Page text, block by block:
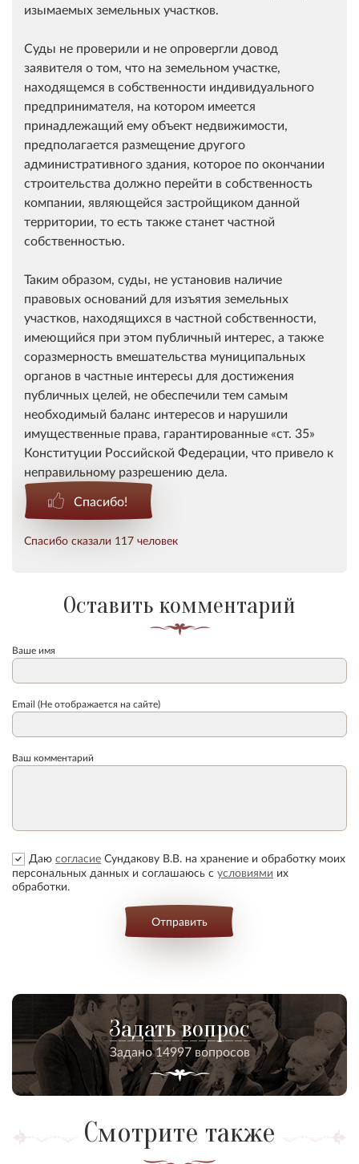
изымаемых земельных участков.
Суды не проверили и не опровергли довод
заявителя о том, что на земельном участке,
находящемся в собственности индивидуального
предпринимателя, на котором имеется
принадлежащий ему объект недвижимости,
предполагается размещение другого
административного здания, которое по окончании
строительства должно перейти в собственность
компании, являющейся застройщиком данной
территории, то есть также станет частной
собственностью.
Таким образом, суды, не установив наличие
правовых оснований для изъятия земельных
участков, находящихся в частной собственности,
имеющийся при этом публичный интерес, а также
соразмерность вмешательства муниципальных
органов в частные интересы для достижения
публичных целей, не обеспечили тем самым
необходимый баланс интересов и нарушили
имущественные права, гарантированные ст. 35
Конституции Российской Федерации, что привело к
неправильному разрешению дела.
Спасибо!
Спасибо сказали 117 человек
Оставить комментарий
Ваше имя
Email (Не отображается на сайте)
Ваш комментарий
Даю согласие Сундакову В.В. на хранение и обработку моих
персональных данных и соглашаюсь с условиями их
обработки.
Отправить
Задать вопрос
Задано 14997 вопросов
Смотрите также